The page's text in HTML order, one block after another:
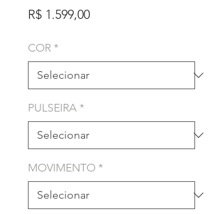
R$ 1.599,00Preço
COR *
PULSEIRA *
MOVIMENTO *